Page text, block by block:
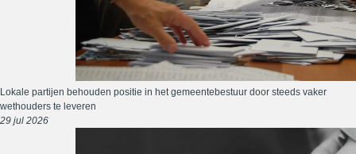
Lokale partijen behouden positie in het gemeentebestuur door steeds vaker
wethouders te leveren
29 jul 2026